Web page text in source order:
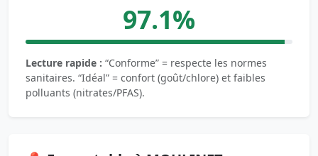
97.1%
Lecture rapide : “Conforme” = respecte les normes
sanitaires. “Idéal” = confort (goût/chlore) et faibles
polluants (nitrates/PFAS).